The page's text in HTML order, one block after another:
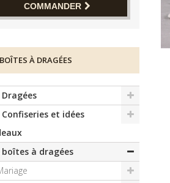
COMMANDER
À DRAGÉES
Dragées
Confiseries et idées
boîtes à dragées